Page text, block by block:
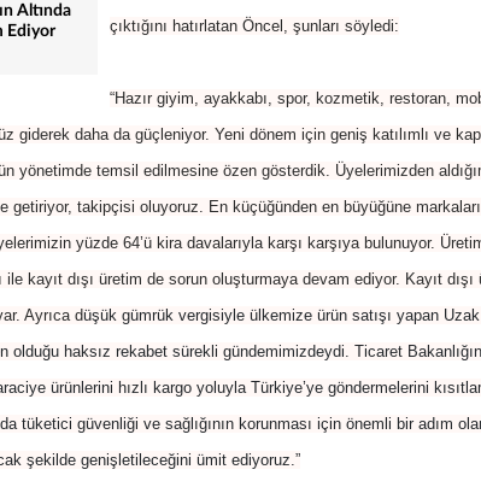
Altında
Ediyor
çıktığını hatırlatan Öncel, şunları söyledi:
“Hazır giyim, ayakkabı, spor, kozmetik, restoran,
giderek daha da güçleniyor. Yeni dönem için geniş katılımlı ve
yönetimde temsil edilmesine özen gösterdik. Üyelerimizden
getiriyor, takipçisi oluyoruz. En küçüğünden en büyüğüne
yüzde 64’ü kira davalarıyla karşı karşıya bulunuyor.
ile kayıt dışı üretim de sorun oluşturmaya devam ediyor. Kayıt
Ayrıca düşük gümrük vergisiyle ülkemize ürün satışı yapan
olduğu haksız rekabet sürekli gündemimizdeydi. Ticaret
ürünlerini hızlı kargo yoluyla Türkiye’ye göndermelerini
tüketici güvenliği ve sağlığının korunması için önemli bir adım
şekilde genişletileceğini ümit ediyoruz.”